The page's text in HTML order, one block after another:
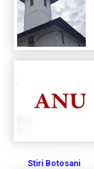
Stiri Botosani